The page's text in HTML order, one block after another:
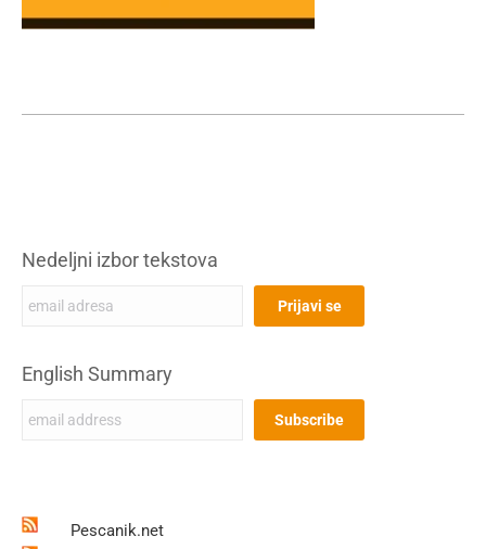
Nedeljni izbor tekstova
English Summary
Pescanik.net